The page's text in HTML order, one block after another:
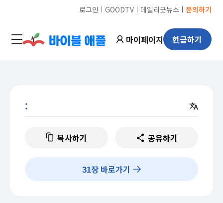
로그인 ㅣ GOODTVㅣ 데일리굿뉴스 ㅣ 문의하기
마이페이지 헌금하기
:
복사하기 공유하기
31장 바로가기